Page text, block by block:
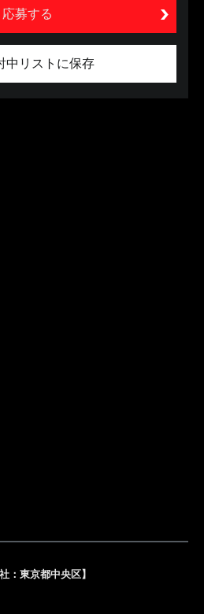
応募する
中リストに保存
：東京都中央区】